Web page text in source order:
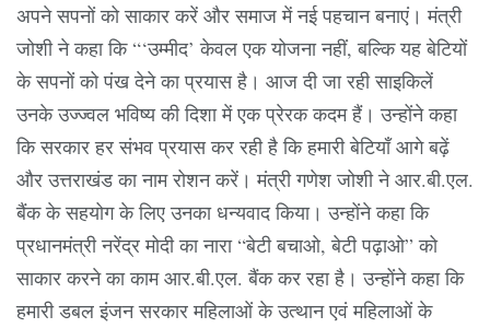
अपने सपनों को साकार करें और समाज में नई पहचान बनाएं। मंत्री
जोशी ने कहा कि “‘उम्मीद’ केवल एक योजना नहीं, बल्कि यह बेटियों
के सपनों को पंख देने का प्रयास है। आज दी जा रही साइकिलें
उनके उज्ज्वल भविष्य की दिशा में एक प्रेरक कदम हैं। उन्होंने कहा
कि सरकार हर संभव प्रयास कर रही है कि हमारी बेटियाँ आगे बढ़ें
और उत्तराखंड का नाम रोशन करें। मंत्री गणेश जोशी ने आर.बी.एल.
बैंक के सहयोग के लिए उनका धन्यवाद किया। उन्होंने कहा कि
प्रधानमंत्री नरेंद्र मोदी का नारा “बेटी बचाओ, बेटी पढ़ाओ” को
साकार करने का काम आर.बी.एल. बैंक कर रहा है। उन्होंने कहा कि
हमारी डबल इंजन सरकार महिलाओं के उत्थान एवं महिलाओं के